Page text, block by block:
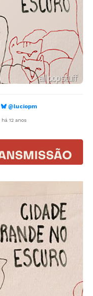
@luciopm
há 12 anos